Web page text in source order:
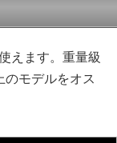
えます。重量級
のモデルをオス